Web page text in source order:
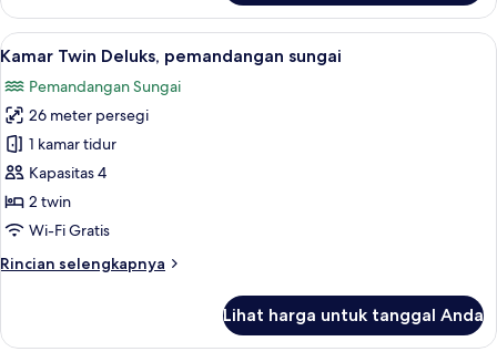
Kamar
Double
Superior,
sungai
Lihat
semua
foto
untuk
Kamar
Twin
Deluks,
pemandangan
Kamar Twin Deluks, pemandangan
6
Kamar Twin Deluks, pemandangan sungai
Pemandangan Sungai
26 meter persegi
1 kamar tidur
Kapasitas 4
2 twin
Wi-Fi Gratis
Rincian selengkapnya
Rincian
Kamar
Lihat harga untuk tanggal Anda